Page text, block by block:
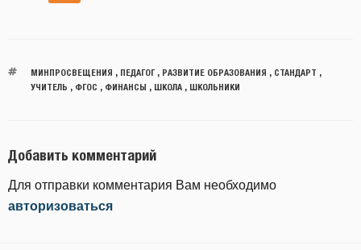
МИНПРОСВЕЩЕНИЯ , ПЕДАГОГ, РАЗВИТИЕ ОБРАЗОВАНИЯ , СТАНДАРТ ,
УЧИТЕЛЬ , ФГОС , ФИНАНСЫ , ШКОЛА, ШКОЛЬНИКИ
Добавить комментарий
Для отправки комментария Вам необходимо
авторизоваться